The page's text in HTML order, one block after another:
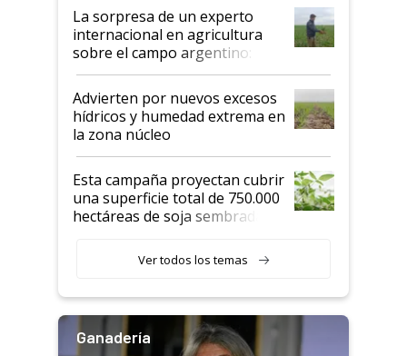
La sorpresa de un experto
internacional en agricultura
sobre el campo argentino:
"Estoy muy impresionado"
Advierten por nuevos excesos
hídricos y humedad extrema en
la zona núcleo
Esta campaña proyectan cubrir
una superficie total de 750.000
hectáreas de soja sembradas
variedades que marcan un
salto tecnológico en genética y
Ver todos los temas
Ganadería